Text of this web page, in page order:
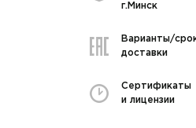
г.Минск
Варианты/
доставки
Сертификаты
и лицензии